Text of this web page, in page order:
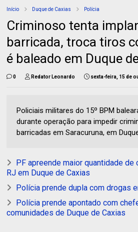
Início Duque de Caxias Polícia
Criminoso tenta
barricada, troca tiros
é baleado em Duque
0 Redator Leonardo sexta-feira, 15 de
Policiais militares do 15º BPM
durante operação para impedir
barricadas em Saracuruna, em
PF apreende maior quantidade de
RJ em Duque de Caxias
Polícia prende dupla com drogas
Polícia prende apontado com
comunidades de Duque de Caxias